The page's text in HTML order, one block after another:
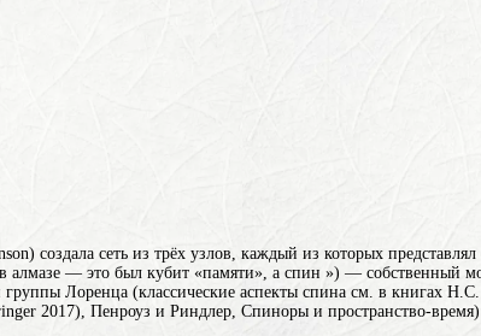
создала сеть из трёх узлов, каждый из которых
в алмазе — это был кубит «памяти», а спин ») — собственный
Лоренца (классические аспекты спина см. в книгах
2017), Пенроуз и Риндлер, Спиноры и пространство-время)